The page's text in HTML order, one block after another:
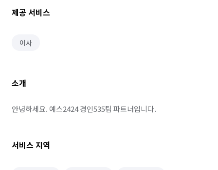
제공 서비스
이사
소개
안녕하세요. 예스2424 경인535팀 파트너입니다.
서비스 지역